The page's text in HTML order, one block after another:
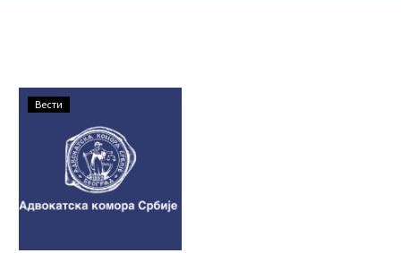
Србије
у
вези
протеста
Вести